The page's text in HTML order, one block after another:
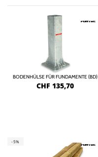
BODENHÜLSE FÜR FUNDAMENTE (BD)
CHF 135,70
-5%